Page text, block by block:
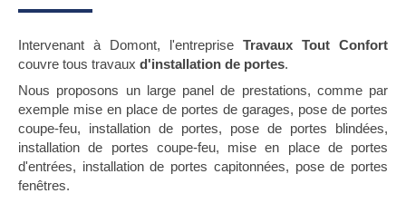
Intervenant à Domont, l'entreprise Travaux Tout Confort
couvre tous travaux d'installation de portes.
Nous proposons un large panel de prestations, comme par
exemple mise en place de portes de garages, pose de portes
coupe-feu, installation de portes, pose de portes blindées,
installation de portes coupe-feu, mise en place de portes
d'entrées, installation de portes capitonnées, pose de portes
fenêtres.